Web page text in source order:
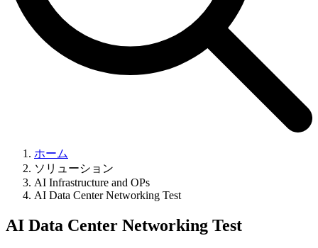
ホーム
ソリューション
AI Infrastructure and OPs
AI Data Center Networking Test
AI Data Center Networking Test